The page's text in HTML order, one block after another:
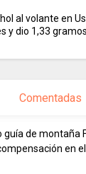
al volante en
y dio 1,33
Comentadas
guía de montaña
en el